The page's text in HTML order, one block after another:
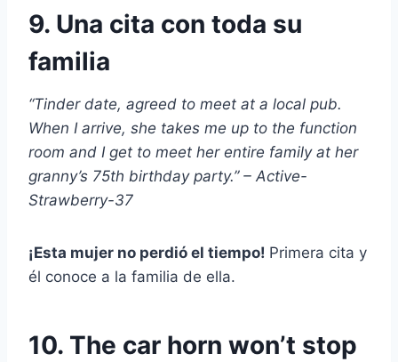
9. Una cita con toda su
familia
“Tinder date, agreed to meet at a local pub.
When I arrive, she takes me up to the function
room and I get to meet her entire family at her
granny’s 75th birthday party.” – Active-
Strawberry-37
¡Esta mujer no perdió el tiempo! Primera cita y
él conoce a la familia de ella.
10. The car horn won’t stop